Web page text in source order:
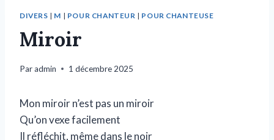
DIVERS | M | POUR CHANTEUR | POUR CHANTEUSE
Miroir
Paradmin 1 décembre 2025
Mon miroir n’est pas un miroir
Qu’on vexe facilement
Il réfléchit, même dans le noir